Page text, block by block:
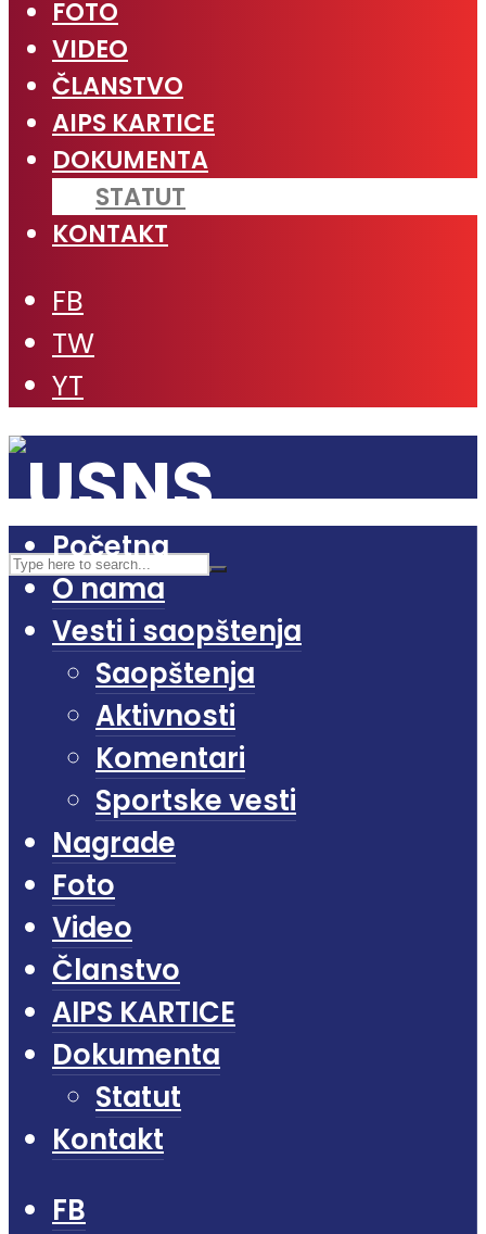
FOTO
VIDEO
ČLANSTVO
AIPS KARTICE
DOKUMENTA
STATUT
KONTAKT
FB
TW
YT
Početna
O nama
Vesti i saopštenja
Saopštenja
Aktivnosti
Komentari
Sportske vesti
Nagrade
Foto
Video
Članstvo
AIPS KARTICE
Dokumenta
Statut
Kontakt
FB